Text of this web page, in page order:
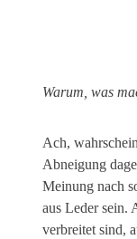
Warum, was
Ach,
Abneigung
Meinung nach
aus Leder sein.
verbreitet sind,